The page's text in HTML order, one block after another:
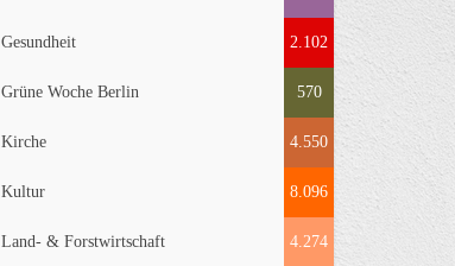
Gesundheit 2.102
Grüne Woche Berlin 570
Kirche 4.550
Kultur 8.096
Land- & Forstwirtschaft 4.274